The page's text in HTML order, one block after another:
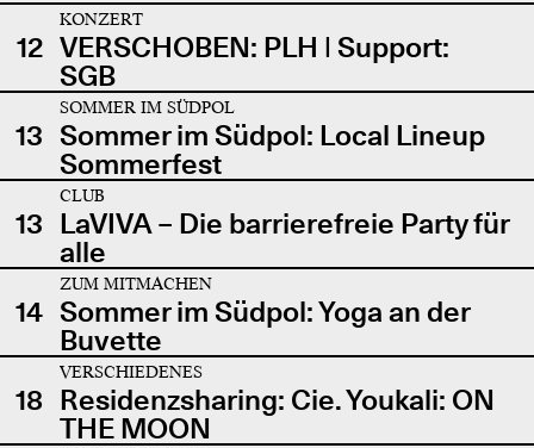
12
KONZERT
VERSCHOBEN: PLH | Support:
SGB
13
SOMMER IM SÜDPOL
Sommer im Südpol: Local Lineup
Sommerfest
13
CLUB
LaVIVA – Die barrierefreie Party für
alle
14
ZUM MITMACHEN
Sommer im Südpol: Yoga an der
Buvette
18
VERSCHIEDENES
Residenzsharing: Cie. Youkali: ON
THE MOON